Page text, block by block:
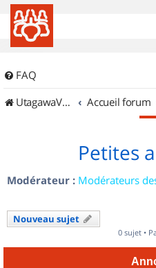
FAQ
UtagawaVTT (Randos VTT et VTTAE avec traces GPS)
Accueil forum
Petites
Modérateur : Modérateurs
Nouveau sujet
0 sujet •